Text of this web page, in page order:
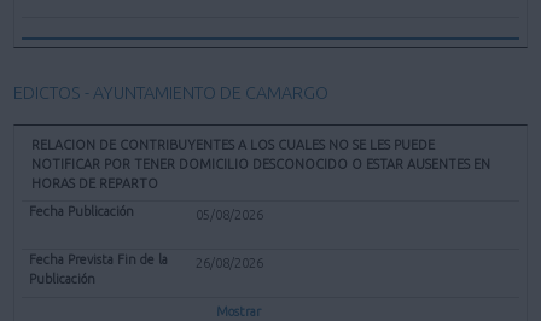
EDICTOS - AYUNTAMIENTO DE CAMARGO
RELACION DE CONTRIBUYENTES A LOS CUALES NO SE LES PUEDE
NOTIFICAR POR TENER DOMICILIO DESCONOCIDO O ESTAR AUSENTES EN
HORAS DE REPARTO
05/08/2026
26/08/2026
Mostrar